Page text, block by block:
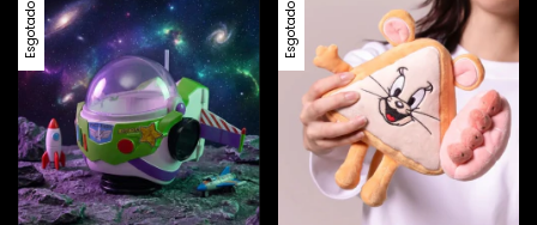
Esgotado Esgotado